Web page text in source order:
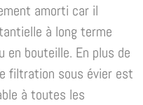
amorti car il
à long terme
en bouteille. En plus de
filtration sous évier est
à toutes les